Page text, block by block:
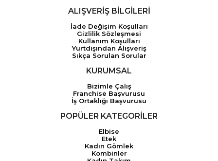
ALIŞVERİŞ BİLGİLERİ
İade Değişim Koşulları
Gizlilik Sözleşmesi
Kullanım Koşulları
Yurtdışından Alışveriş
Sıkça Sorulan Sorular
KURUMSAL
Bizimle Çalış
Franchise Başvurusu
İş Ortaklığı Başvurusu
POPÜLER KATEGORİLER
Elbise
Etek
Kadın Gömlek
Kombinler